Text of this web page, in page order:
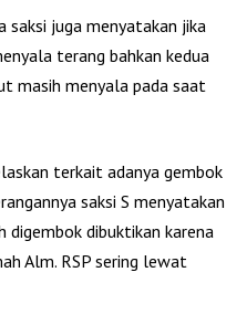
saksi juga menyatakan jika
terang bahkan kedua
masih menyala pada saat
terkait adanya gembok
saksi S menyatakan
digembok dibuktikan karena
Alm. RSP sering lewat